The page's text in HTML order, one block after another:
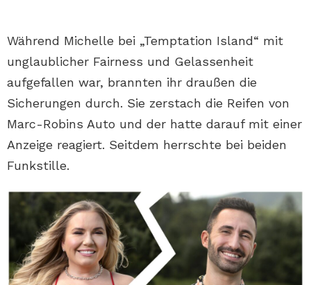
Während Michelle bei „Temptation Island“ mit
unglaublicher Fairness und Gelassenheit
aufgefallen war, brannten ihr draußen die
Sicherungen durch. Sie zerstach die Reifen von
Marc-Robins Auto und der hatte darauf mit einer
Anzeige reagiert. Seitdem herrschte bei beiden
Funkstille.